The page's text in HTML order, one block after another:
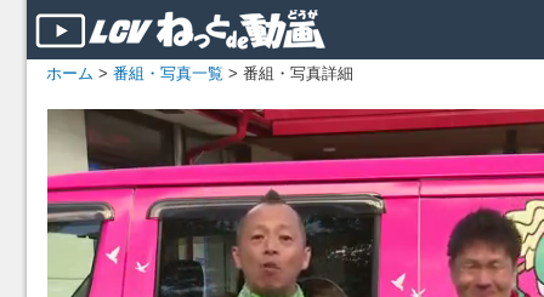
ホーム > 番組・写真一覧 > 番組・写真詳細